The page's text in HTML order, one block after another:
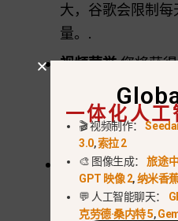
大，谷歌会限制
量。.
视频荣誉您将获
每个月。您可
信息流量(用于制
像转化为视频）。.
使用警告：200 点
制作高质量视频
说它是专业工具
一体化人
🎬 视频制作：
3.0,索拉 2
🎨 图像生成：旅途
GPT 映像 2,纳米香
💬 人工智能聊天：
克劳德·桑内特 5,